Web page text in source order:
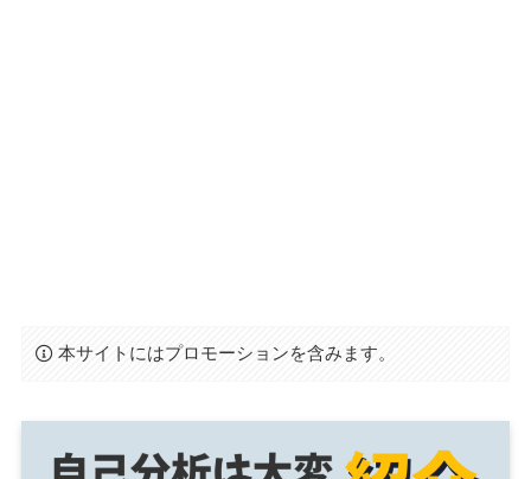
本サイトにはプロモーションを含みます。